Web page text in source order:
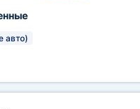
авто)